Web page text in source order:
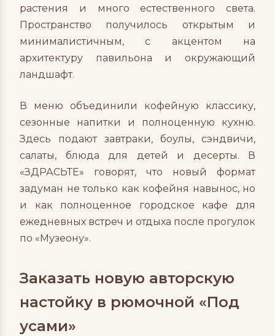
растения и много естественного света.
Пространство получилось открытым и
минималистичным, с акцентом на
архитектуру павильона и окружающий
ландшафт.
В меню объединили кофейную классику,
сезонные напитки и полноценную кухню.
Здесь подают завтраки, боулы, сэндвичи,
салаты, блюда для детей и десерты. В
«ЗДРАСЬТЕ» говорят, что новый формат
задуман не только как кофейня навынос, но
и как полноценное городское кафе для
ежедневных встреч и отдыха после прогулок
по «Музеону».
Заказать новую авторскую
настойку в рюмочной «Под
усами»